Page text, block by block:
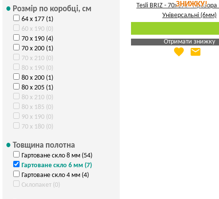
Розмір по коробці, см
64 х 177 (1)
60 х 190 (0)
70 х 190 (4)
70 х 200 (1)
70 х 210 (0)
80 х 190 (0)
80 х 200 (1)
80 х 205 (1)
80 х 210 (0)
80 х 185 (0)
90 х 190 (0)
70 х 180 (0)
Товщина полотна
Гартоване скло 8 мм (54)
Гартоване скло 6 мм (7)
Гартоване скло 4 мм (4)
Склопакет (0)
ЗНИЖКУ!
Отримати знижку
Яка Ваша ціна
favorite email